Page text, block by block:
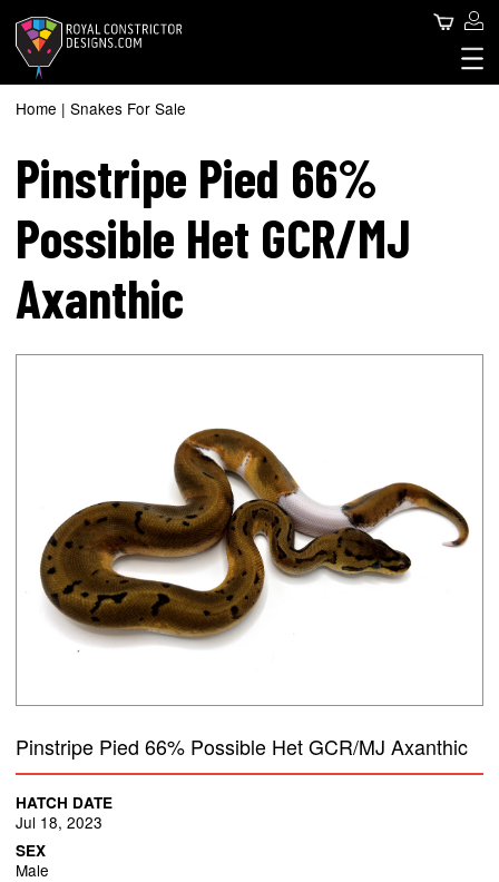
main
content
Royal Constrictor
Search
Main
SNAKES FOR SALE
ABOUT US
CONTACT US
BLOG
Breadcrumb
Home Snakes For Sale
Pinstripe Pied 66%
Possible Het GCR/MJ
Axanthic
Pinstripe Pied 66% Possible Het GCR/MJ Axanthic
HATCH DATE
Jul 18, 2023
SEX
Male